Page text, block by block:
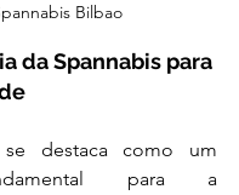
Bilbao
da Spannabis para
se destaca como um
para a